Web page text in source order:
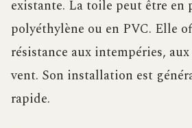
existante. La toile peut être en
polyéthylène ou en PVC. Elle
résistance aux intempéries,
vent. Son installation est
rapide.